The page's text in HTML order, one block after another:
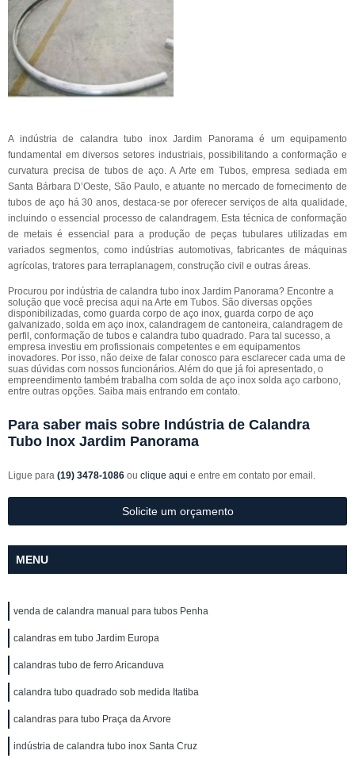
A indústria de calandra tubo inox Jardim Panorama é um equipamento
fundamental em diversos setores industriais, possibilitando a conformação e
curvatura precisa de tubos de aço. A Arte em Tubos, empresa sediada em
Santa Bárbara D’Oeste, São Paulo, e atuante no mercado de fornecimento de
tubos de aço há 30 anos, destaca-se por oferecer serviços de alta qualidade,
incluindo o essencial processo de calandragem. Esta técnica de conformação
de metais é essencial para a produção de peças tubulares utilizadas em
variados segmentos, como indústrias automotivas, fabricantes de máquinas
agrícolas, tratores para terraplanagem, construção civil e outras áreas.
Procurou por indústria de calandra tubo inox Jardim Panorama? Encontre a
solução que você precisa aqui na Arte em Tubos. São diversas opções
disponibilizadas, como guarda corpo de aço inox, guarda corpo de aço
galvanizado, solda em aço inox, calandragem de cantoneira, calandragem de
perfil, conformação de tubos e calandra tubo quadrado. Para tal sucesso, a
empresa investiu em profissionais competentes e em equipamentos
inovadores. Por isso, não deixe de falar conosco para esclarecer cada uma de
suas dúvidas com nossos funcionários. Além do que já foi apresentado, o
empreendimento também trabalha com solda de aço inox solda aço carbono,
entre outras opções. Saiba mais entrando em contato.
Para saber mais sobre Indústria de Calandra
Tubo Inox Jardim Panorama
Ligue para (19) 3478-1086 ou clique aqui e entre em contato por email.
Solicite um orçamento
MENU
venda de calandra manual para tubos Penha
calandras em tubo Jardim Europa
calandras tubo de ferro Aricanduva
calandra tubo quadrado sob medida Itatiba
calandras para tubo Praça da Arvore
indústria de calandra tubo inox Santa Cruz